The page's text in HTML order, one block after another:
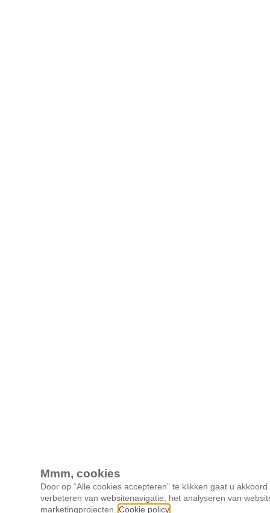
Mmm, cookies
Door op “Alle cookies accepteren” te klikken gaat u
verbeteren van websitenavigatie, het analyseren van
marketingprojecten. Cookie policy